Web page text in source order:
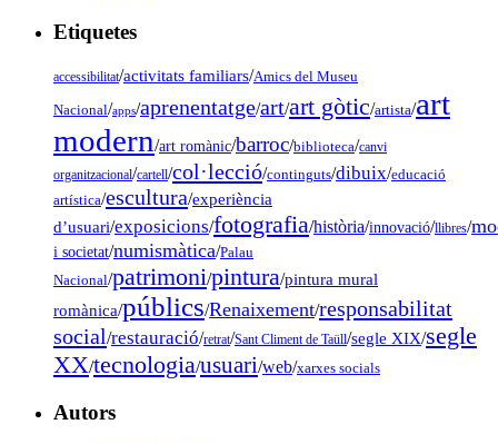
Etiquetes
accessibilitat/activitats familiars/Amics del Museu
Nacional/apps/aprenentatge/art/art gòtic/artista/art
modern/art romànic/barroc/biblioteca/canvi
organitzacional/cartell/col·lecció/continguts/dibuix/educació
artística/escultura/experiència
d’usuari/exposicions/fotografia/història/innovació/llibres/
i societat/numismàtica/Palau
Nacional/patrimoni/pintura/pintura mural
romànica/públics/Renaixement/responsabilitat
social/restauració/retrat/Sant Climent de Taüll/segle XIX/segle
XX/tecnologia/usuari/web/xarxes socials
Autors